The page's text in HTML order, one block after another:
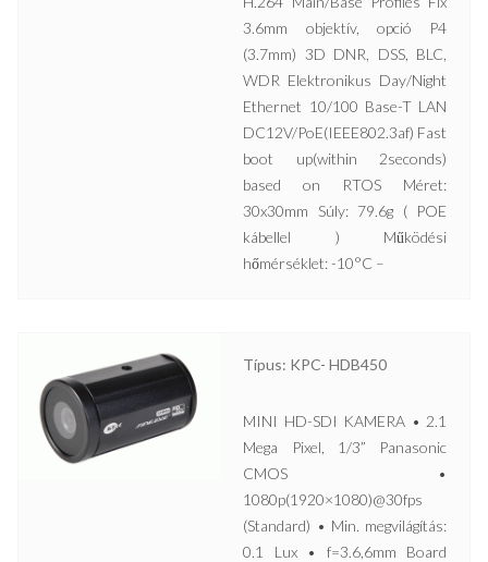
3.6mm objektív, opció P4
(3.7mm) 3D DNR, DSS, BLC,
WDR Elektronikus Day/Night
Ethernet 10/100 Base-T LAN
DC12V/PoE(IEEE802.3af) Fast
boot up(within 2seconds)
based on RTOS Méret:
30x30mm Súly: 79.6g ( POE
kábellel ) Működési
hőmérséklet: -10°C –
Típus: KPC- HDB450
MINI HD-SDI KAMERA • 2.1
Mega Pixel, 1/3” Panasonic
CMOS •
1080p(1920×1080)@30fps
(Standard) • Min. megvilágítás:
0.1 Lux • f=3.6,6mm Board